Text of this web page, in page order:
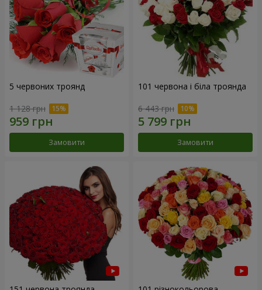
5 червоних троянд
1 128 грн
Замовити
101 червона і біла троянда
6 443 грн
Замовити